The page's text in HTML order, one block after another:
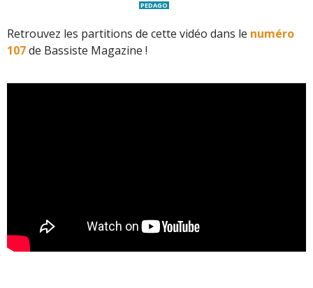
PEDAGO
Retrouvez les partitions de cette vidéo dans le numéro
107de Bassiste Magazine !